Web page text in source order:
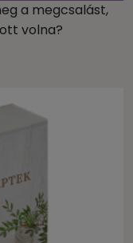
a megcsalást,
volna?